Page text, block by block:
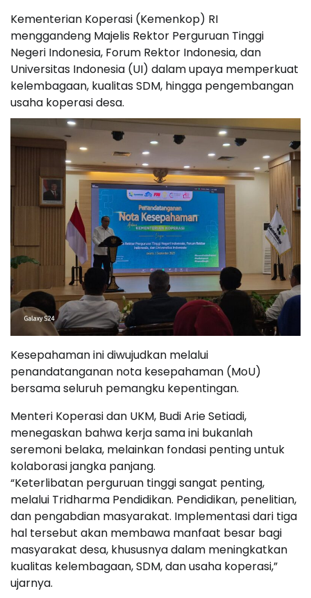
Kementerian Koperasi (Kemenkop) RI
menggandeng Majelis Rektor Perguruan Tinggi
Negeri Indonesia, Forum Rektor Indonesia, dan
Universitas Indonesia (UI) dalam upaya memperkuat
kelembagaan, kualitas SDM, hingga pengembangan
usaha koperasi desa.
Kesepahaman ini diwujudkan melalui
penandatanganan nota kesepahaman (MoU)
bersama seluruh pemangku kepentingan.
Menteri Koperasi dan UKM, Budi Arie Setiadi,
menegaskan bahwa kerja sama ini bukanlah
seremoni belaka, melainkan fondasi penting untuk
kolaborasi jangka panjang.
“Keterlibatan perguruan tinggi sangat penting,
melalui Tridharma Pendidikan. Pendidikan, penelitian,
dan pengabdian masyarakat. Implementasi dari tiga
hal tersebut akan membawa manfaat besar bagi
masyarakat desa, khususnya dalam meningkatkan
kualitas kelembagaan, SDM, dan usaha koperasi,”
ujarnya.